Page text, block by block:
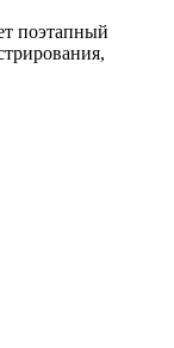
поэтапный